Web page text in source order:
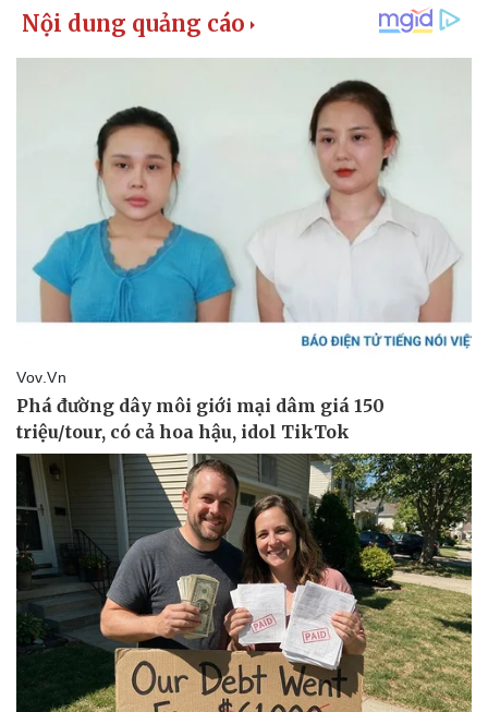
Doanh nghiệp
Thông tin doanh nghiệp
Doanh nghiệp 24h
Doanh nhân
Vì cộng đồng
Công nghệ
Sành điệu
Tin Công nghệ
Trải nghiệm
Chuyển đổi số